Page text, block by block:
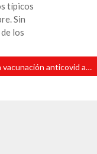
típicos
Sin
los
anticovid a adultos mayores